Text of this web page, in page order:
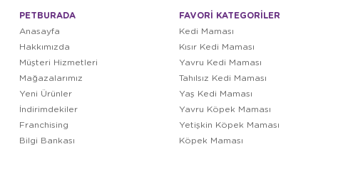
PETBURADA
Anasayfa
Hakkımızda
Müşteri Hizmetleri
Mağazalarımız
Yeni Ürünler
İndirimdekiler
Franchising
Bilgi Bankası
FAVORİ KATEGORİLER
Kedi Maması
Kısır Kedi Maması
Yavru Kedi Maması
Tahılsız Kedi Maması
Yaş Kedi Maması
Yavru Köpek Maması
Yetişkin Köpek Maması
Köpek Maması